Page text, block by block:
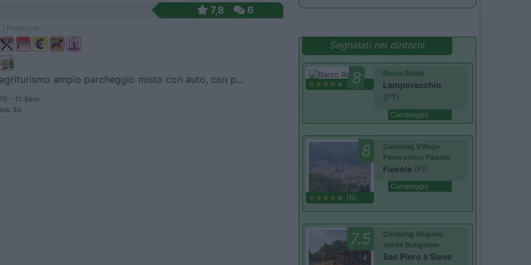
7,8 6
ampio parcheggio misto con auto, con p...
- 11.6km
30
Segnalati nei dintorni
8
(1)
Barco Reale
Lamporecchio
(PT)
Campeggio
8
(6)
Camping Village
Panoramico Fiesole
Fiesole (FI)
Campeggio
7.5
Camping Mugello
Verde Bungalow
San Piero a Sieve